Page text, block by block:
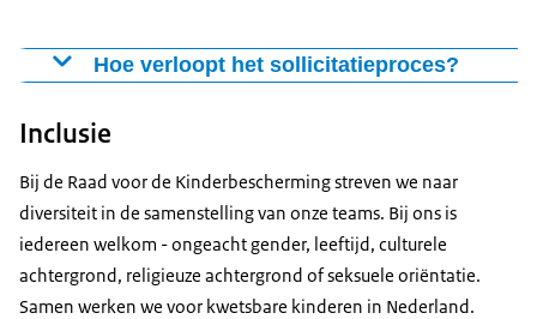
Hoe verloopt het sollicitatieproces?
sollicitatie.
Word je uitgenodigd voor een1e gesprek? Dan leren
we je graag kennen en vinden we het leuk om meer
te horen over jouw ervaring met het werk. We
vertellen je over het team en de werkzaamheden.
Inclusie
Bij de Raad voor de Kinderbescherming streven we naar
diversiteit in de samenstelling van onze teams. Bij ons is
iedereen welkom - ongeacht gender, leeftijd, culturele
achtergrond, religieuze achtergrond of seksuele oriëntatie.
Samen werken we voor kwetsbare kinderen in Nederland.